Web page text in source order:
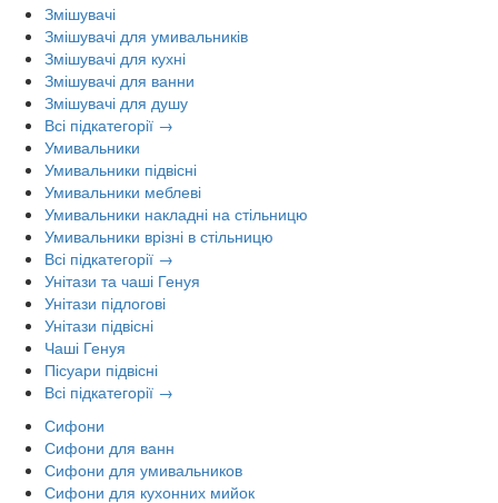
Змішувачі
Змішувачі для умивальників
Змішувачі для кухні
Змішувачі для ванни
Змішувачі для душу
Всі підкатегорії →
Умивальники
Умивальники підвісні
Умивальники меблеві
Умивальники накладні на стільницю
Умивальники врізні в стільницю
Всі підкатегорії →
Унітази та чаші Генуя
Унітази підлогові
Унітази підвісні
Чаші Генуя
Пісуари підвісні
Всі підкатегорії →
Сифони
Сифони для ванн
Сифони для умивальников
Сифони для кухонних мийок